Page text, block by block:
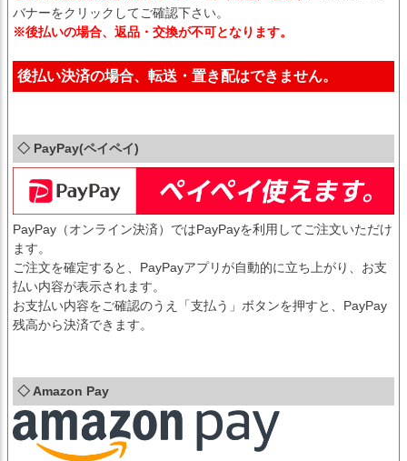
バナーをクリックしてご確認下さい。
※後払いの場合、返品・交換が不可となります。
後払い決済の場合、転送・置き配はできません。
◇ PayPay(ペイペイ)
PayPay（オンライン決済）ではPayPayを利用してご注文いただけ
ます。
ご注文を確定すると、PayPayアプリが自動的に立ち上がり、お支
払い内容が表示されます。
お支払い内容をご確認のうえ「支払う」ボタンを押すと、PayPay
残高から決済できます。
◇ Amazon Pay